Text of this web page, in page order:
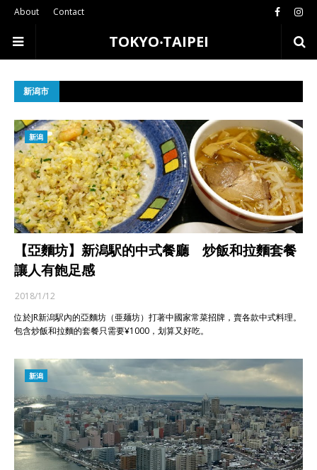
About Contact
TOKYO‧TAIPEI
新潟市
新潟
【亞麵坊】新潟駅的中式餐廳 炒飯和拉麵套餐
讓人有飽足感
2018/1/12
位於JR新潟駅內的亞麵坊（亜麺坊）打著中國家常菜招牌，賣各款中式料理。
包含炒飯和拉麵的套餐只需要¥1000，划算又好吃。
新潟